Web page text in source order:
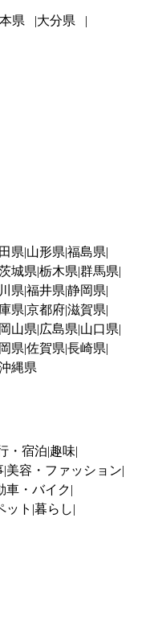
県
大分県
県 山形県 福島県
城県 栃木県 群馬県
県 福井県 静岡県
県 京都府滋賀県
岡山県 広島県 山口県
県 佐賀県 長崎県
縄県
・宿泊 趣味
美容・ファッション
車・バイク
ット 暮らし